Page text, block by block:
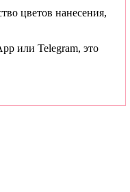
цветов нанесения,
или Telegram, это